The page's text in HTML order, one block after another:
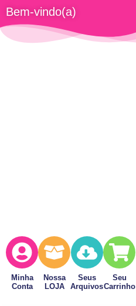
Bem-vindo(a)
Minha
Conta
Nossa
LOJA
Seus
Arquivos
Seu
Carrinho